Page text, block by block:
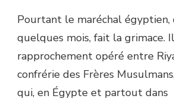
Pourtant le maréchal égyptien,
quelques mois, fait la grimace.
rapprochement opéré entre
confrérie des Frères
qui, en Égypte et partout dans